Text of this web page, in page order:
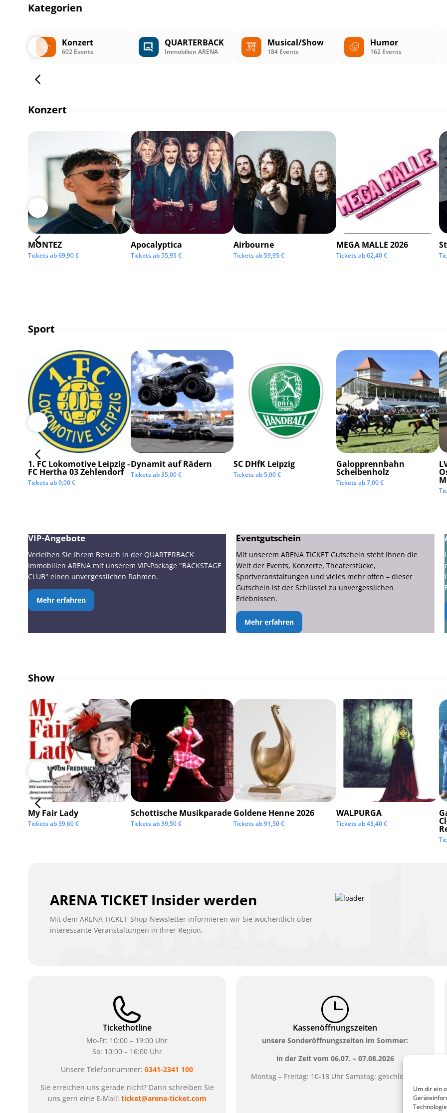
Um dir ein
Kategorien
Konzert
602 Events
QUARTERBACK
Immobilien ARENA
Musical/Show
184 Events
Humor
162 Events
Konzert
MONTEZ
Tickets ab69,90€
Apocalyptica
Tickets ab55,95€
Airbourne
Tickets ab59,95€
MEGA MALLE 2026
Tickets ab62,40€
Sport
1. FC Lokomotive Leipzig -
FC Hertha 03 Zehlendorf
Tickets ab9,00€
Dynamit auf Rädern
Tickets ab35,00€
SC DHfK Leipzig
Tickets ab5,00€
Galopprennbahn
Scheibenholz
Tickets ab7,00€
VIP-Angebote
Verleihen Sie Ihrem Besuch in der QUARTERBACK
Immobilien ARENA mit unserem VIP-Package "BACKSTAGE
CLUB" einen unvergesslichen Rahmen.
Mehr erfahren
Eventgutschein
Mit unserem ARENA TICKET Gutschein steht Ihnen die
Welt der Events, Konzerte, Theaterstücke,
Sportveranstaltungen und vieles mehr offen – dieser
Gutschein ist der Schlüssel zu unvergesslichen
Erlebnissen.
Mehr erfahren
Show
My Fair Lady
Tickets ab39,60€
Schottische Musikparade
Tickets ab39,50€
Goldene Henne 2026
Tickets ab91,50€
WALPURGA
Tickets ab43,40€
ARENA TICKET Insider werden
Mit dem ARENA TICKET-Shop-Newsletter informieren wir Sie wöchentlich über
interessante Veranstaltungen in Ihrer Region.
Tickethotline
Mo-Fr: 10:00 – 19:00 Uhr
Sa: 10:00 – 16:00 Uhr
Unsere Telefonnummer:0341-2341 100
Sie erreichen uns gerade nicht? Dann schreiben Sie
uns gern eine E-Mail: ticket@arena-ticket.com
Kassenöffnungszeiten
unsere Sonderöffnungszeiten im Sommer:
in der Zeit vom 06.07. – 07.08.2026
Montag – Freitag: 10-18 Uhr Samstag: geschlossen